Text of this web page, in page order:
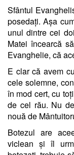
Sfântul
posedați. Așa
unul dintre cei
Matei încearcă
Evanghelie, că
E clar că avem
cele solemne,
în mod cert, cu
de cel rău. Nu
nouă de
Botezul are
viclean și îl